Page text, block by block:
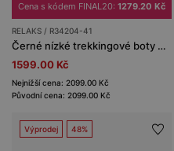
Cena s kódem FINAL20: 1279.20 Kč
RELAKS / R34204-41
Černé nízké trekkingové boty RELAKS s membránou nano-TEX™
1599.00 Kč
Nejnižší cena: 2099.00 Kč
Původní cena: 2099.00 Kč
Výprodej 48%